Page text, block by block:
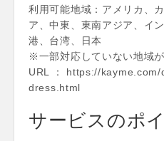
利用可能地域：アメリカ、
ア、中東、東南アジア、イ
港、台湾、日本
※一部対応していない地域が
URL ： https://
dress.html
サービスのポ